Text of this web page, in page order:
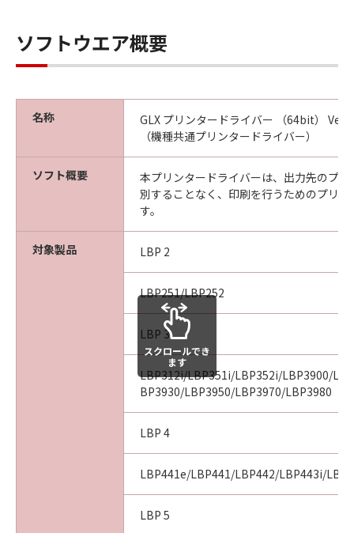
MAY NOT APPLY TO YOU.
[RELEASE OF LIABILITY] TO THE FULL
YOU HEREBY RELEASE CANON, CANON'S
SUBSIDIARIES AND AFFILIATES, THEIR
DISTRIBUTORS, DEALERS AND CANON'S
LICENSORS FROM ANY AND ALL LIABILITY
ARISING FROM OR RELATED TO ALL CLAIMS
CONCERNING THE SOFTWARE OR ITS USE.
This Agreement is effective upon your
acceptance hereof by clicking the button
indicating your acceptance as stated below or
installing the SOFTWARE and remains in
effect until terminated. You may terminate
this Agreement by destroying the SOFTWARE
including any and all copies thereof.
This Agreement shall also terminate if you fail
to comply with any terms hereof. Upon
termination of this Agreement, in addition to
Canon enforcing its respective legal rights,
thereof. Notwithstanding the foregoing,
termination of this Agreement.
ソフトウエア概要
名称
GLX プリンタードライバー （64bit）
（機種共通プリンタードライバー）
ソフト概要
本プリンタードライバーは、出力先のプ
別することなく、印刷を行うためのプリ
す。
対象製品 LBP 2
LBP251/LBP252
LBP 3
LBP312i/LBP351i/LBP352i/LBP3900/
BP3930/LBP3950/LBP3970/LBP3980
LBP 4
LBP441e/LBP441/LBP442/LBP443i/
LBP 5
スクロールでき
ます